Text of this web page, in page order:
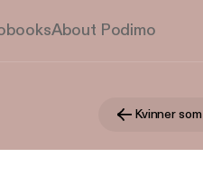
About Podimo
Kvinner